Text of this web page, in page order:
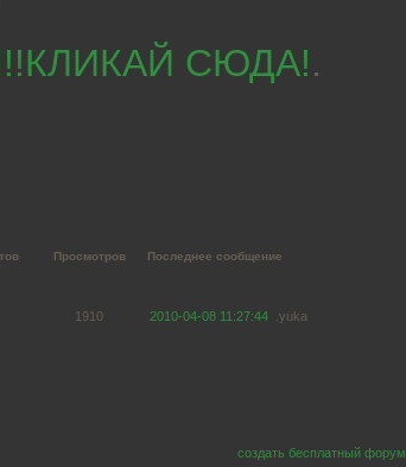
СЮДА!.
Просмотров Последнее сообщение
1910 2010-04-08 11:27:44 .yuka
создать бесплатный форум